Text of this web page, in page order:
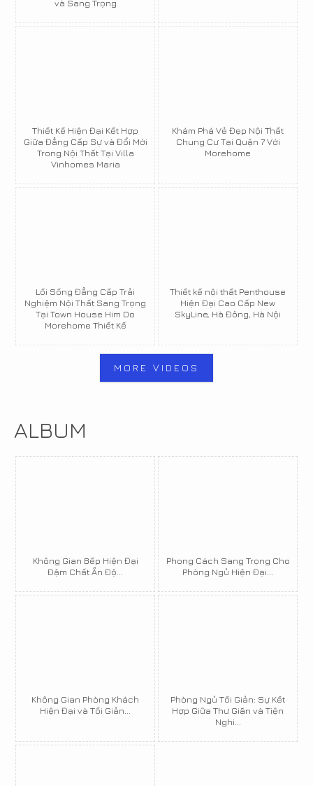
và Sang Trọng
Thiết Kế Hiện Đại Kết Hợp
Giữa Đẳng Cấp Sự và Đổi Mới
Trong Nội Thất Tại Villa
Vinhomes Maria
Khám Phá Vẻ Đẹp Nội Thất
Chung Cư Tại Quận 7 Với
Morehome
Lối Sống Đẳng Cấp Trải
Nghiệm Nội Thất Sang Trọng
Tại Town House Him Do
Morehome Thiết Kế
Thiết kế nội thất Penthouse
Hiện Đại Cao Cấp New
SkyLine, Hà Đông, Hà Nội
MORE VIDEOS
ALBUM
Không Gian Bếp Hiện Đại
Đậm Chất Ấn Độ...
Phong Cách Sang Trọng Cho
Phòng Ngủ Hiện Đại...
Không Gian Phòng Khách
Hiện Đại và Tối Giản...
Phòng Ngủ Tối Giản: Sự Kết
Hợp Giữa Thư Giãn và Tiện
Nghi...